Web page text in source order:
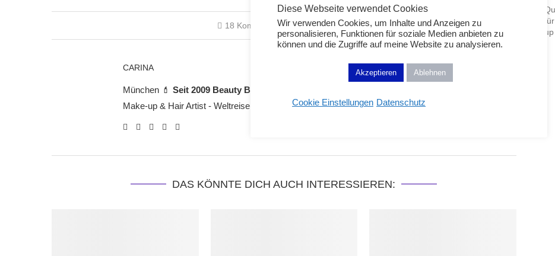
18 Kommentare
CARINA
München 💄 Seit 2009 Beauty Bloggerin aus Leidenschaft!
Make-up & Hair Artist - Weltreisende
DAS KÖNNTE DICH AUCH INTERESSIEREN:
up
Diese Webseite verwendet Cookies
Wir verwenden Cookies, um Inhalte und Anzeigen zu
personalisieren, Funktionen für soziale Medien anbieten zu
können und die Zugriffe auf meine Website zu analysieren.
Akzeptieren Ablehnen
Cookie Einstellungen Datenschutz